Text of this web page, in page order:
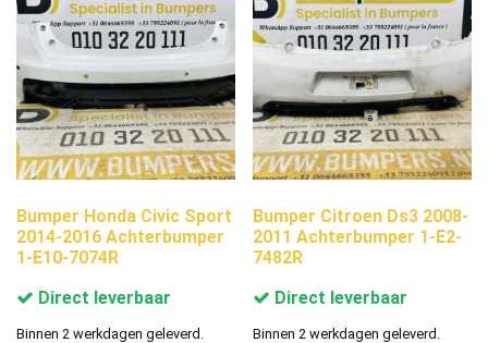
Bumper Honda Civic Sport
2014-2016 Achterbumper
1-E10-7074R
Direct leverbaar
Binnen 2 werkdagen geleverd.
Bumper Citroen Ds3 2008-
2011 Achterbumper 1-E2-
7482R
Direct leverbaar
Binnen 2 werkdagen geleverd.